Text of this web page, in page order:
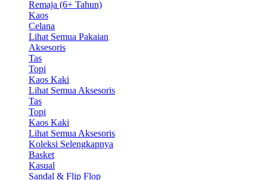
Remaja (6+ Tahun)
Kaos
Celana
Lihat Semua Pakaian
Aksesoris
Tas
Topi
Kaos Kaki
Lihat Semua Aksesoris
Tas
Topi
Kaos Kaki
Lihat Semua Aksesoris
Koleksi Selengkapnya
Basket
Kasual
Sandal & Flip Flop